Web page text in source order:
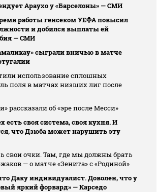
Араухо у «Барселоны» — СМИ
работы генсеком УЕФА повысил
и добился выплаты ей
— СМИ
сыграли вничью в матче
использование сплошных
поля в матчах низших лиг после
рассказали об «эре после Месси»
есть своя система, своя кухня. И
что Дзюба может нарушить эту
свои очки. Там, где мы должны брать
— о матче «Зенита» с «Родиной»
Даку индивидуалист. Доволен, что у
яркий форвард» — Карседо